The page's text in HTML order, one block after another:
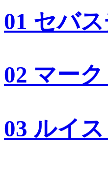
01 セバ
02 マー
03 ルイ